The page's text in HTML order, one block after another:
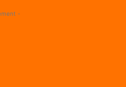
-